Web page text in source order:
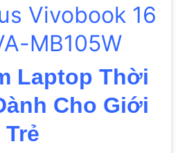
Vivobook 16
MB105W
Laptop Thời
Cho Giới
Trẻ